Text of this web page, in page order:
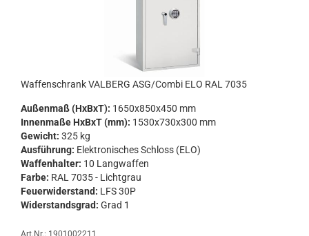
Waf­fen­schrank VAL­BERG ASG/Combi ELO RAL 7035
Au­ßen­maß (HxBxT): 1650x850x450 mm
In­nen­ma­ße HxBxT (mm): 1530x730x300 mm
Ge­wicht: 325 kg
Aus­füh­rung: Elek­tro­ni­sches Schloss (ELO)
Waf­fen­hal­ter: 10 Lang­waf­fen
Farbe: RAL 7035 - Licht­grau
Feu­er­wi­der­stand: LFS 30P
Wi­der­stands­grad: Grad 1
Art.Nr.: 1901002211